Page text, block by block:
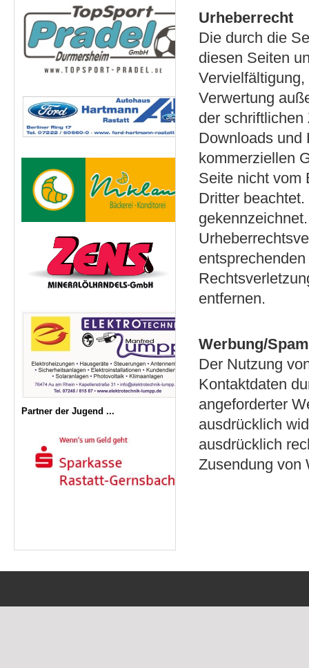
Partner der Jugend ...
Urheberrecht
Die durch die
diesen Seiten
Verwertung
der
Downloads und
kommerziellen
Seite nicht vom
Dritter
entfernen.
Werbung/Spam
Der Nutzung
Kontaktdaten
angeforderter
ausdrücklich
ausdrücklich
Zusendung von